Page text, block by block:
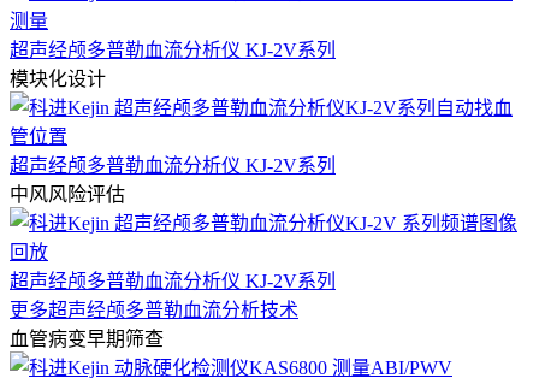
超声经颅多普勒血流分析仪 KJ-2V系列
模块化设计
超声经颅多普勒血流分析仪 KJ-2V系列
中风风险评估
超声经颅多普勒血流分析仪 KJ-2V系列
更多超声经颅多普勒血流分析技术
血管病变早期筛查